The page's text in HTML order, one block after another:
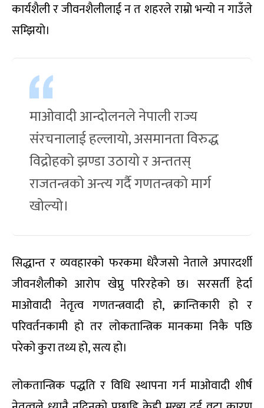
कार्यशैली र जीवनशैलीलाई न त शहरले राम्रो भन्यो न गाउँले
सम्झियो।
माओवादी आन्दोलनले नेपाली राज्य
संरचनालाई हल्लायो, असमानता विरुद्ध
विद्रोहको झण्डा उठायो र अन्ततस्
राजतन्त्रको अन्त्य गर्दै गणतन्त्रको मार्ग
खोल्यो।
सिद्धान्त र व्यवहारको फरकमा धेरैजसो नेताले अपारदर्शी
जीवनशैलीको आरोप खेप्नु परिरहेको छ। सरसर्ती हेर्दा
माओवादी नेतृत्व गणतन्त्रवादी हो, क्रान्तिकारी हो र
परिवर्तनकामी हो तर लोकतान्त्रिक मानकमा निकै पछि
परेको कुरा तथ्य हो,सत्य हो।
लोकतान्त्रिक पद्धति र विधि स्थापना गर्न माओवादी शीर्ष